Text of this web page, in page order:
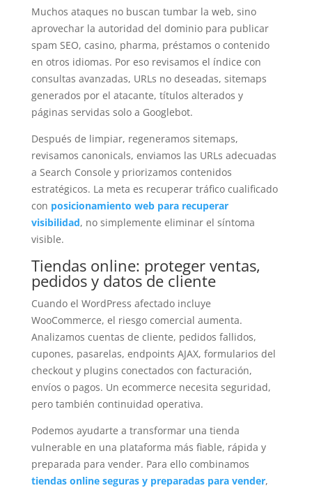
Muchos ataques no buscan tumbar la web, sino
aprovechar la autoridad del dominio para publicar
spam SEO, casino, pharma, préstamos o contenido
en otros idiomas. Por eso revisamos el índice con
consultas avanzadas, URLs no deseadas, sitemaps
generados por el atacante, títulos alterados y
páginas servidas solo a Googlebot.
Después de limpiar, regeneramos sitemaps,
revisamos canonicals, enviamos las URLs adecuadas
a Search Console y priorizamos contenidos
estratégicos. La meta es recuperar tráfico cualificado
con posicionamiento web para recuperar
visibilidad, no simplemente eliminar el síntoma
visible.
Tiendas online: proteger ventas,
pedidos y datos de cliente
Cuando el WordPress afectado incluye
WooCommerce, el riesgo comercial aumenta.
Analizamos cuentas de cliente, pedidos fallidos,
cupones, pasarelas, endpoints AJAX, formularios del
checkout y plugins conectados con facturación,
envíos o pagos. Un ecommerce necesita seguridad,
pero también continuidad operativa.
Podemos ayudarte a transformar una tienda
vulnerable en una plataforma más fiable, rápida y
preparada para vender. Para ello combinamos
tiendas online seguras y preparadas para vender,